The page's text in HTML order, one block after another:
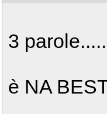
3
è NA